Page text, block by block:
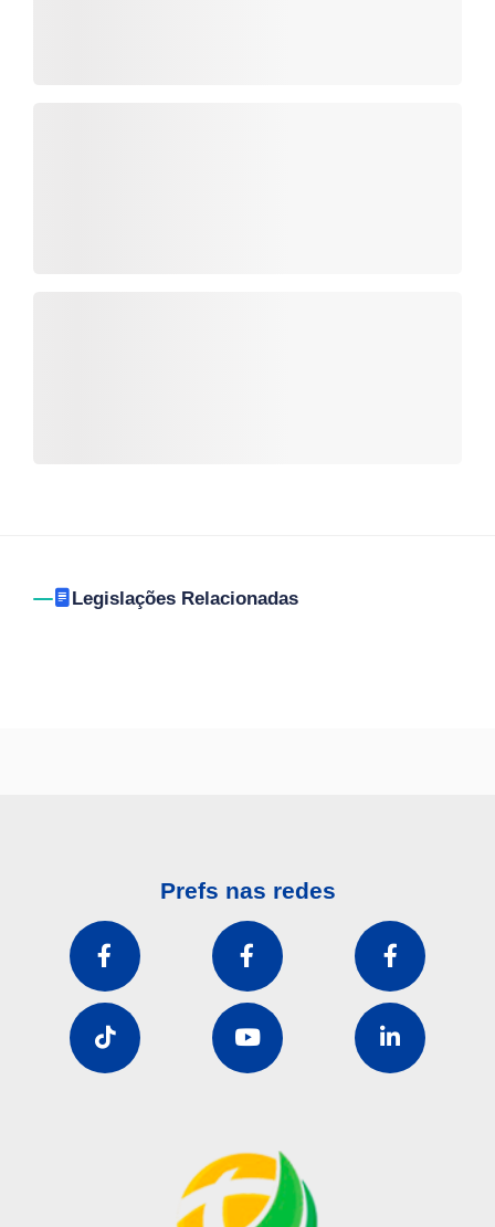
Legislações Relacionadas
Prefs nas redes